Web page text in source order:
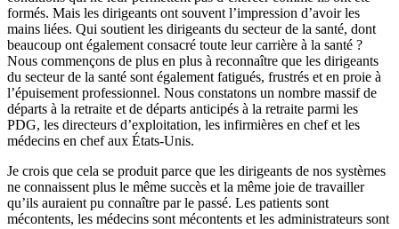
formés. Mais les dirigeants ont souvent l’impression d’avoir les
mains liées. Qui soutient les dirigeants du secteur de la santé, dont
beaucoup ont également consacré toute leur carrière à la santé ?
Nous commençons de plus en plus à reconnaître que les dirigeants
du secteur de la santé sont également fatigués, frustrés et en proie à
l’épuisement professionnel. Nous constatons un nombre massif de
départs à la retraite et de départs anticipés à la retraite parmi les
PDG, les directeurs d’exploitation, les infirmières en chef et les
médecins en chef aux États-Unis.
Je crois que cela se produit parce que les dirigeants de nos systèmes
ne connaissent plus le même succès et la même joie de travailler
qu’ils auraient pu connaître par le passé. Les patients sont
mécontents, les médecins sont mécontents et les administrateurs sont